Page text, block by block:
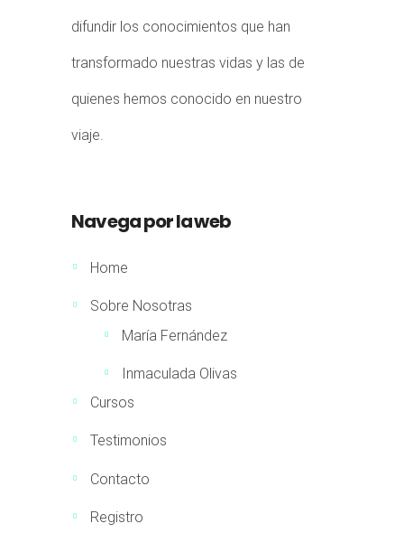
difundir los conocimientos que han
transformado nuestras vidas y las de
quienes hemos conocido en nuestro
viaje.
Navega por la web
Home
Sobre Nosotras
María Fernández
Inmaculada Olivas
Cursos
Testimonios
Contacto
Registro